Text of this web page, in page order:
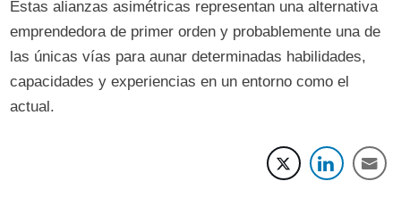
Estas alianzas asimétricas representan una alternativa
emprendedora de primer orden y probablemente una de
las únicas vías para aunar determinadas habilidades,
capacidades y experiencias en un entorno como el
actual.